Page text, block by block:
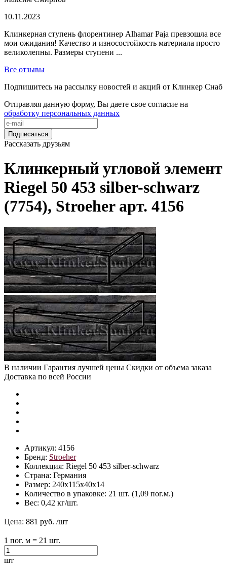
10.11.2023
Клинкерная ступень флорентинер Alhamar Paja превзошла все
мои ожидания! Качество и износостойкость материала просто
великолепны. Размеры ступени ...
Все отзывы
Подпишитесь на рассылку новостей и акций от Клинкер Снаб
Отправляя данную форму, Вы даете свое согласие на
обработку персональных данных
Подписаться
Рассказать друзьям
Клинкерный угловой элемент
Riegel 50 453 silber-schwarz
(7754), Stroeher арт. 4156
В наличии Гарантия лучшей цены Скидки от объема заказа
Доставка по всей России
Артикул: 4156
Бренд: Stroeher
Коллекция: Riegel 50 453 silber-schwarz
Страна: Германия
Размер: 240х115х40х14
Количество в упаковке: 21 шт. (1,09 пог.м.)
Вес: 0,42 кг/шт.
Цена: 881 руб. /шт
1 пог. м = 21 шт.
шт